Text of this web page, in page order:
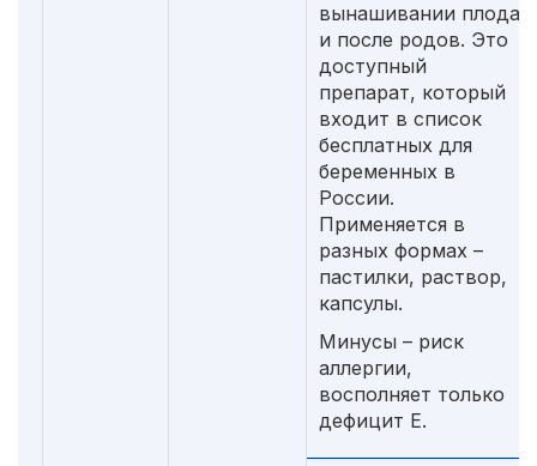
вынашивании плода
и после родов. Это
доступный
препарат, который
входит в список
бесплатных для
беременных в
России.
Применяется в
разных формах –
пастилки, раствор,
капсулы.
Минусы – риск
аллергии,
восполняет только
дефицит Е.